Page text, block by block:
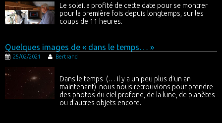
Le soleil a profité de cette date pour se montrer
pour la première fois depuis longtemps, sur les
coups de 11 heures.
Quelques images de « dans le temps… »
25/02/2021 Bertrand
Dans le temps (… il y a un peu plus d’un an
maintenant) nous nous retrouvions pour prendre
des photos du ciel profond, de la lune, de planètes
ou d’autres objets encore.